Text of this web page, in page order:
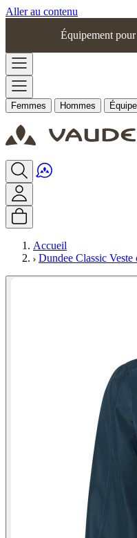
Aller au contenu
Équipement
Femmes Hommes
Accueil
Dundee Classic